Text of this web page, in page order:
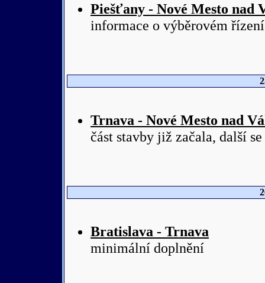
Piešťany - Nové Mesto nad
informace o výběrovém řízení
Trnava - Nové Mesto nad
část stavby již začala, další
Bratislava - Trnava
minimální doplnění